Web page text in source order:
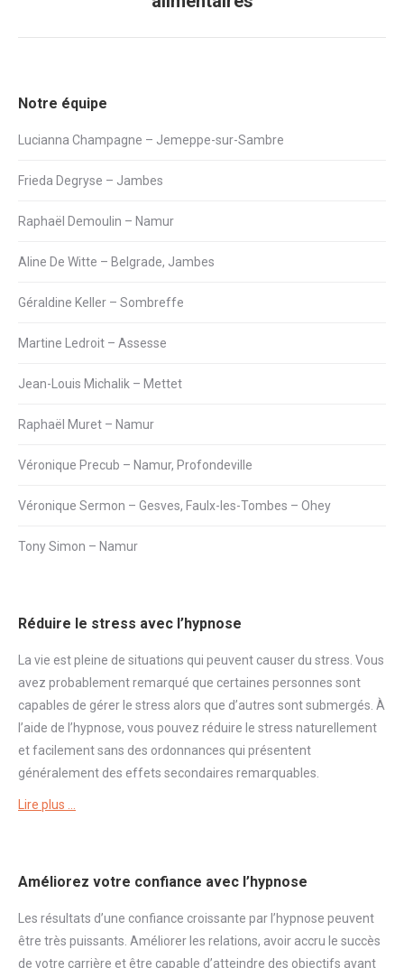
suivant
:
Notre équipe
Lucianna Champagne – Jemeppe-sur-Sambre
Frieda Degryse – Jambes
Raphaël Demoulin – Namur
Aline De Witte – Belgrade, Jambes
Géraldine Keller – Sombreffe
Martine Ledroit – Assesse
Jean-Louis Michalik – Mettet
Raphaël Muret – Namur
Véronique Precub – Namur, Profondeville
Véronique Sermon – Gesves, Faulx-les-Tombes – Ohey
Tony Simon – Namur
Réduire le stress avec l’hypnose
La vie est pleine de situations qui peuvent causer du stress . Vous
avez probablement remarqué que certaines personnes sont
capables de gérer le stress alors que d’autres sont submergés. À
l’aide de l’hypnose, vous pouvez réduire le stress naturellement
et facilement sans des ordonnances qui présentent
généralement des effets secondaires remarquables.
Lire plus …
Améliorez votre confiance avec l’hypnose
Les résultats d’une confiance croissante par l’hypnose peuvent
être très puissants. Améliorer les relations, avoir accru le succès
de votre carrière et être capable d’atteindre des objectifs avant